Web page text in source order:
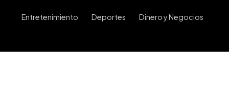
Entretenimiento Deportes Dinero y Negocios